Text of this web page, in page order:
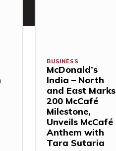
BUSINESS
McDonald’s
India – North
and East Marks
200 McCafé
Milestone,
Unveils McCafé
Anthem with
Tara Sutaria